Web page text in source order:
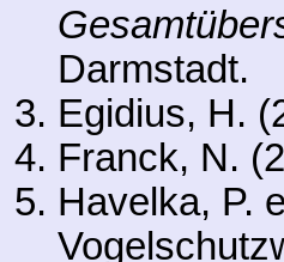
Darmstadt.
Egidius, H.
Franck, N.
Havelka, P.